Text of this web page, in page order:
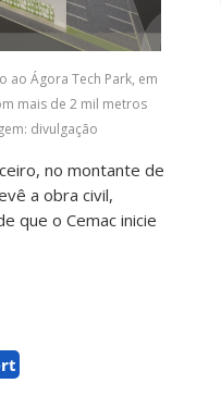
ao Ágora Tech Park, em
mais de 2 mil metros
divulgação
no montante de
a obra civil,
que o Cemac inicie